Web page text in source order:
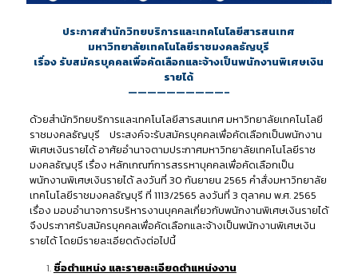
ประกาศสำนักวิทยบริการและเทคโนโลยีสารสนเทศ
มหาวิทยาลัยเทคโนโลยีราชมงคลธัญบุรี
เรื่อง รับสมัครบุคคลเพื่อคัดเลือกและจ้างเป็นพนักงานพิเศษเงิน
รายได้
——————————–
ด้วยสำนักวิทยบริการและเทคโนโลยีสารสนเทศ มหาวิทยาลัยเทคโนโลยี
ราชมงคลธัญบุรี ประสงค์จะรับสมัครบุคคลเพื่อคัดเลือกเป็นพนักงาน
พิเศษเงินรายได้ อาศัยอำนาจตามประกาศมหาวิทยาลัยเทคโนโลยีราช
มงคลธัญบุรี เรื่อง หลักเกณฑ์การสรรหาบุคคลเพื่อคัดเลือกเป็น
พนักงานพิเศษเงินรายได้ ลงวันที่ 30 กันยายน 2565 คำสั่งมหาวิทยาลัย
เทคโนโลยีราชมงคลธัญบุรี ที่ 1113/2565 ลงวันที่ 3 ตุลาคม พ.ศ. 2565
เรื่อง มอบอำนาจการบริหารงานบุคคลเกี่ยวกับพนักงานพิเศษเงินรายได้
จึงประกาศรับสมัครบุคคลเพื่อคัดเลือกและจ้างเป็นพนักงานพิเศษเงิน
รายได้ โดยมีรายละเอียดดังต่อไปนี้
ชื่อตำแหน่ง และรายละเอียดตำแหน่งงาน